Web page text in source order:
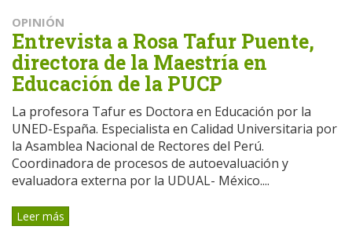
OPINIÓN
Entrevista a Rosa Tafur Puente,
directora de la Maestría en
Educación de la PUCP
La profesora Tafur es Doctora en Educación por la
UNED-España. Especialista en Calidad Universitaria por
la Asamblea Nacional de Rectores del Perú.
Coordinadora de procesos de autoevaluación y
evaluadora externa por la UDUAL- México....
Leer más